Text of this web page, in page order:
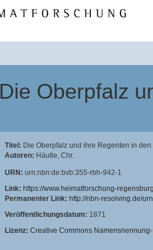
Die Oberpfalz
Titel: Die Oberpfalz und ihre Regenten in
Autoren: Häutle, Chr.
URN: urn:nbn:de:bvb:355-rbh-942-1
Link: https://www.heimatforschung-
Permanenter Link: http://nbn-resolving.de/
Veröffentlichungsdatum: 1871
Lizenz: Creative Commons